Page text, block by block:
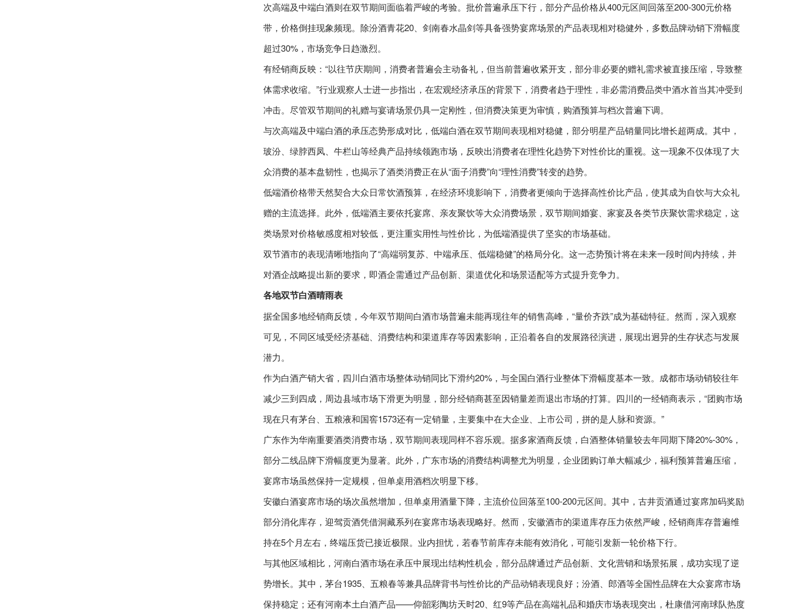
次高端及中端白酒则在双节期间面临着严峻的考验。批价普遍承压下行，部分产品价格从400元区间回落至200-300元价格
带，价格倒挂现象频现。除汾酒青花20、剑南春水晶剑等具备强势宴席场景的产品表现相对稳健外，多数品牌动销下滑幅度
超过30%，市场竞争日趋激烈。
有经销商反映：“以往节庆期间，消费者普遍会主动备礼，但当前普遍收紧开支，部分非必要的赠礼需求被直接压缩，导致整
体需求收缩。”行业观察人士进一步指出，在宏观经济承压的背景下，消费者趋于理性，非必需消费品类中酒水首当其冲受到
冲击。尽管双节期间的礼赠与宴请场景仍具一定刚性，但消费决策更为审慎，购酒预算与档次普遍下调。
与次高端及中端白酒的承压态势形成对比，低端白酒在双节期间表现相对稳健，部分明星产品销量同比增长超两成。其中，
玻汾、绿脖西凤、牛栏山等经典产品持续领跑市场，反映出消费者在理性化趋势下对性价比的重视。这一现象不仅体现了大
众消费的基本盘韧性，也揭示了酒类消费正在从“面子消费”向“理性消费”转变的趋势。
低端酒价格带天然契合大众日常饮酒预算，在经济环境影响下，消费者更倾向于选择高性价比产品，使其成为自饮与大众礼
赠的主流选择。此外，低端酒主要依托宴席、亲友聚饮等大众消费场景，双节期间婚宴、家宴及各类节庆聚饮需求稳定，这
类场景对价格敏感度相对较低，更注重实用性与性价比，为低端酒提供了坚实的市场基础。
双节酒市的表现清晰地指向了“高端弱复苏、中端承压、低端稳健”的格局分化。这一态势预计将在未来一段时间内持续，并
对酒企战略提出新的要求，即酒企需通过产品创新、渠道优化和场景适配等方式提升竞争力。
各地双节白酒晴雨表
据全国多地经销商反馈，今年双节期间白酒市场普遍未能再现往年的销售高峰，“量价齐跌”成为基础特征。然而，深入观察
可见，不同区域受经济基础、消费结构和渠道库存等因素影响，正沿着各自的发展路径演进，展现出迥异的生存状态与发展
潜力。
作为白酒产销大省，四川白酒市场整体动销同比下滑约20%，与全国白酒行业整体下滑幅度基本一致。成都市场动销较往年
减少三到四成，周边县域市场下滑更为明显，部分经销商甚至因销量差而退出市场的打算。四川的一经销商表示，“团购市场
现在只有茅台、五粮液和国窖1573还有一定销量，主要集中在大企业、上市公司，拼的是人脉和资源。”
广东作为华南重要酒类消费市场，双节期间表现同样不容乐观。据多家酒商反馈，白酒整体销量较去年同期下降20%-30%，
部分二线品牌下滑幅度更为显著。此外，广东市场的消费结构调整尤为明显，企业团购订单大幅减少，福利预算普遍压缩，
宴席市场虽然保持一定规模，但单桌用酒档次明显下移。
安徽白酒宴席市场的场次虽然增加，但单桌用酒量下降，主流价位回落至100-200元区间。其中，古井贡酒通过宴席加码奖励
部分消化库存，迎驾贡酒凭借洞藏系列在宴席市场表现略好。然而，安徽酒市的渠道库存压力依然严峻，经销商库存普遍维
持在5个月左右，终端压货已接近极限。业内担忧，若春节前库存未能有效消化，可能引发新一轮价格下行。
与其他区域相比，河南白酒市场在承压中展现出结构性机会，部分品牌通过产品创新、文化营销和场景拓展，成功实现了逆
势增长。其中，茅台1935、五粮春等兼具品牌背书与性价比的产品动销表现良好；汾酒、郎酒等全国性品牌在大众宴席市场
保持稳定；还有河南本土白酒产品——仰韶彩陶坊天时20、红9等产品在高端礼品和婚庆市场表现突出，杜康借河南球队热度